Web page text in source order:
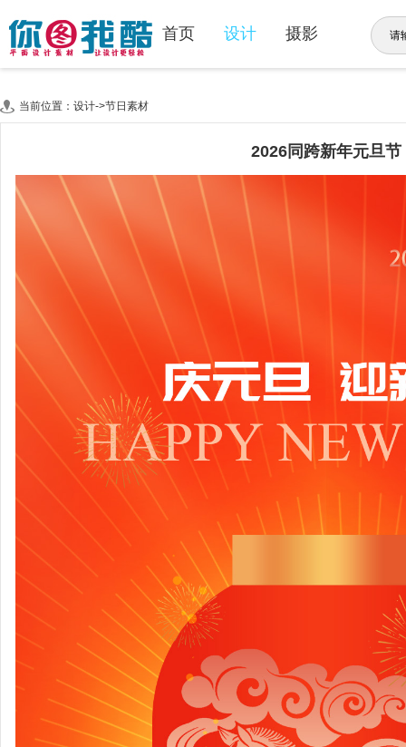
首页 设计 摄影
当前位置：设计->节日素材
2026同跨新年元旦节